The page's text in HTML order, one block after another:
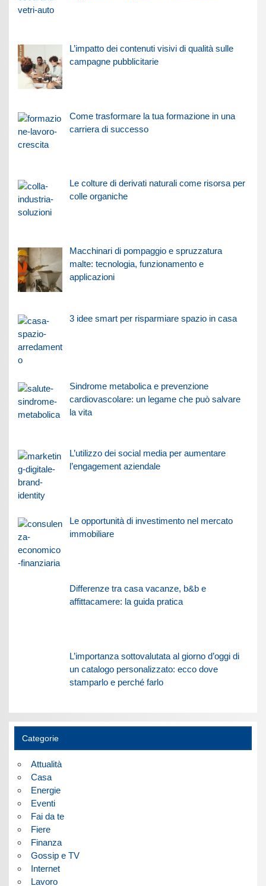
L’impatto dei contenuti visivi di qualità sulle
campagne pubblicitarie
Come trasformare la tua formazione in una
carriera di successo
Le colture di derivati naturali come risorsa per
colle organiche
Macchinari di pompaggio e spruzzatura
malte: tecnologia, funzionamento e
applicazioni
3 idee smart per risparmiare spazio in casa
Sindrome metabolica e prevenzione
cardiovascolare: un legame che può salvare
la vita
L’utilizzo dei social media per aumentare
l’engagement aziendale
Le opportunità di investimento nel mercato
immobiliare
Differenze tra casa vacanze, b&b e
affittacamere: la guida pratica
L’importanza sottovalutata al giorno d’oggi di
un catalogo personalizzato: ecco dove
stamparlo e perché farlo
Categorie
Attualità
Casa
Energie
Eventi
Fai da te
Fiere
Finanza
Gossip e TV
Internet
Lavoro